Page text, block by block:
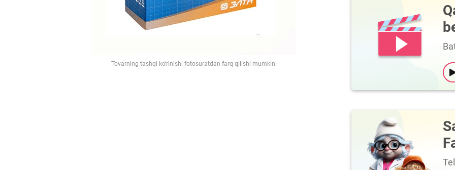
Tovarning tashqi ko‘rinishi fotosuratdan farq qilishi mumkin.